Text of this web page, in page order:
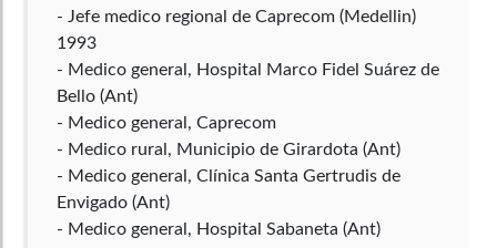
- Jefe medico regional de Caprecom (Medellin)
1993
- Medico general, Hospital Marco Fidel Suárez de
Bello (Ant)
- Medico general, Caprecom
- Medico rural, Municipio de Girardota (Ant)
- Medico general, Clínica Santa Gertrudis de
Envigado (Ant)
- Medico general, Hospital Sabaneta (Ant)